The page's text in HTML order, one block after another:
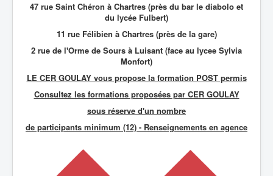
47 rue Saint Chéron à Chartres (près du bar le diabolo et
du lycée Fulbert)
11 rue Félibien à Chartres (près de la gare)
2 rue de l'Orme de Sours à Luisant (face au lycee Sylvia
Monfort)
LE CER GOULAY vous propose la formation POST permis
Consultez les formations proposées par CER GOULAY
sous réserve d'un nombre
de participants minimum (12) - Renseignements en agence